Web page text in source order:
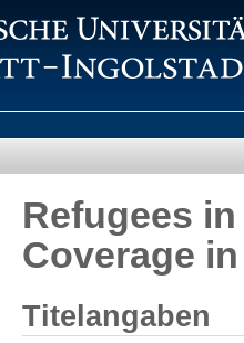
Refugees
Coverage
Titelangaben